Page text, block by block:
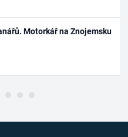
Motorkář na Znojemsku